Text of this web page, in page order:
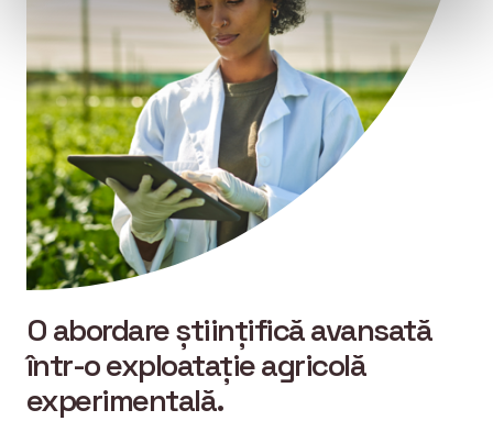
O abordare științifică avansată
într-o exploatație agricolă
experimentală.